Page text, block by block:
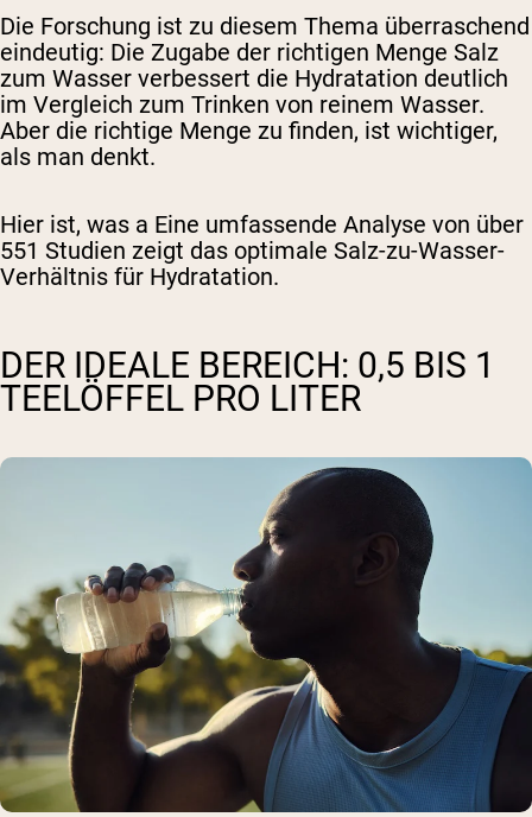
Die Forschung ist zu diesem Thema überraschend
eindeutig: Die Zugabe der richtigen Menge Salz
zum Wasser verbessert die Hydratation deutlich
im Vergleich zum Trinken von reinem Wasser.
Aber die richtige Menge zu finden, ist wichtiger,
als man denkt.
Hier ist, was a Eine umfassende Analyse von über
551 Studien zeigt das optimale Salz-zu-Wasser-
Verhältnis für Hydratation.
DER IDEALE BEREICH: 0,5 BIS 1
TEELÖFFEL PRO LITER